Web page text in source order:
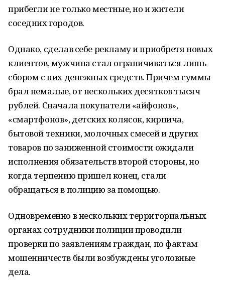
прибегли не только местные, но и жители
соседних городов.
Однако, сделав себе рекламу и приобретя новых
клиентов, мужчина стал ограничиваться лишь
сбором с них денежных средств. Причем суммы
брал немалые, от нескольких десятков тысяч
рублей. Сначала покупатели «айфонов»,
«смартфонов», детских колясок, кирпича,
бытовой техники, молочных смесей и других
товаров по заниженной стоимости ожидали
исполнения обязательств второй стороны, но
когда терпению пришел конец, стали
обращаться в полицию за помощью.
Одновременно в нескольких территориальных
органах сотрудники полиции проводили
проверки по заявлениям граждан, по фактам
мошенничеств были возбуждены уголовные
дела.